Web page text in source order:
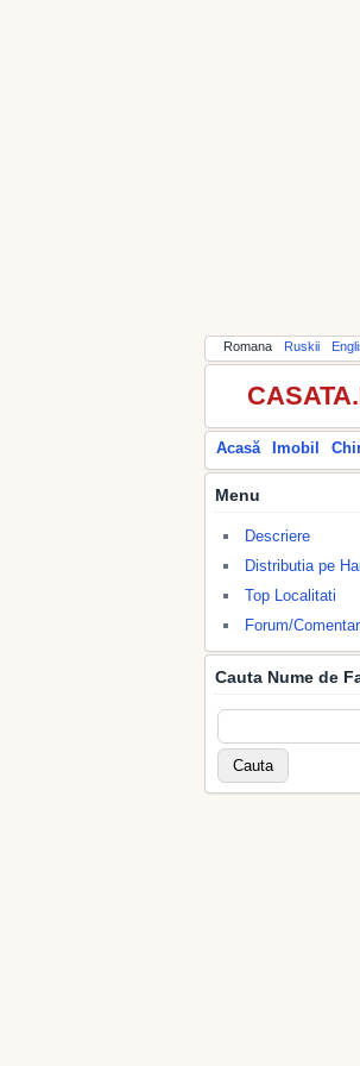
Romana Ruskii
Acasă Imobil
Menu
Descriere
Distributia pe
Top Localitati
Forum/
Cauta Nume de